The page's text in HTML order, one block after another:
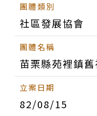
社區發展協會
苗栗縣苑裡鎮
82/08/15